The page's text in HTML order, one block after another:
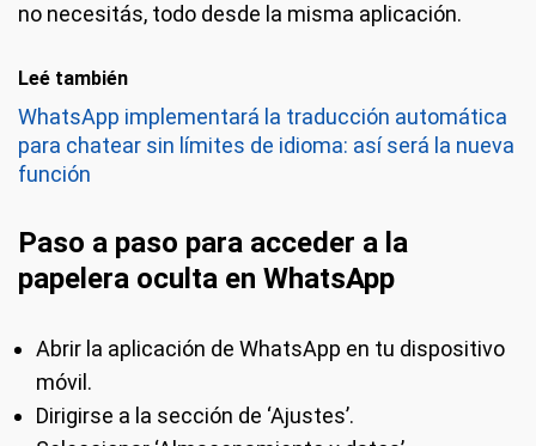
no necesitás, todo desde la misma aplicación.
Leé también
WhatsApp implementará la traducción automática
para chatear sin límites de idioma: así será la nueva
función
Paso a paso para acceder a la
papelera oculta en WhatsApp
Abrir la aplicación de WhatsApp en tu dispositivo
móvil.
Dirigirse a la sección de ‘Ajustes’.